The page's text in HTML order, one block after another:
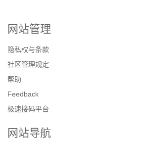
网站管理
隐私权与条款
社区管理规定
帮助
Feedback
极速接码平台
网站导航